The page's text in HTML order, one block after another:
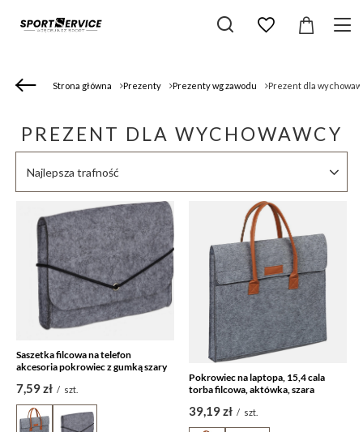
Strona główna Prezenty Prezenty wg zawodu Prezent dla
PREZENT DLA WYCHOWAWCY
Zmień sortowanie
Najlepsza trafność
Saszetka filcowa na telefon
akcesoria pokrowiec z gumką szary
7,59 zł / szt.
Pokrowiec na laptopa, 15,4 cala
torba filcowa, aktówka, szara
39,19 zł / szt.